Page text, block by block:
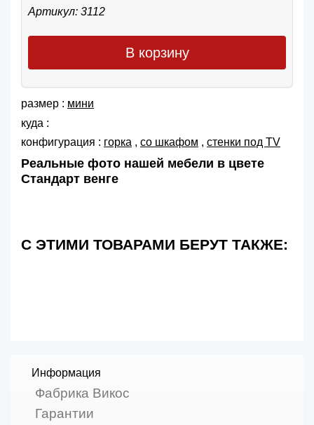
Артикул: 3112
В корзину
размер : мини
куда :
конфигурация : горка , со шкафом , cтенки под TV
Реальные фото нашей мебели в цвете
Стандарт венге
С ЭТИМИ ТОВАРАМИ БЕРУТ ТАКЖЕ:
Информация
Фабрика Викос
Гарантии